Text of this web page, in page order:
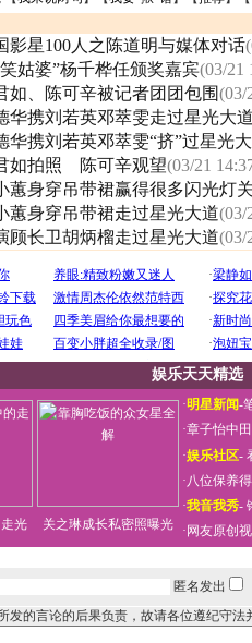
影星100人之陈道明与媒体对话
姑婆”杨千桦任颁奖嘉宾(03/21
如、陈可辛被记者团团包围(03/
华携刘若英邓萃雯走过星光大
华携刘若英邓萃雯“挤”过星光
如拍照 陈可辛观望(03/21
蕙身穿吊带裙赢得很多闪光灯
蕙身穿吊带裙走过星光大道(03/
顾长卫胡炳榴走过星光大道(03/
娱乐天天精选
光 关之琳成长私密照曝光
·明星新闻-
·章子怡中
·娱乐社区-
·八位保养
·我音我秀-
· 网友原创
匿名发出
发的言论的后果负责，故请各位遵纪守法